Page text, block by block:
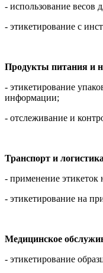
- использование весов
- этикетирование с
Продукты питания и
- этикетирование
информации;
- отслеживание и
Транспорт и
- применение этикеток
- этикетирование на
Медицинское
- этикетирование